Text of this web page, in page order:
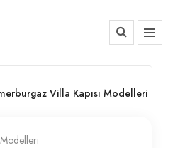
Villa Kapısı Modelleri